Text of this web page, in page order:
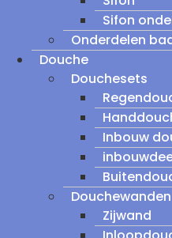
Sifon
Onderdelen
Douche
Douchesets
Inbouw
Douchewanden
Zijwand